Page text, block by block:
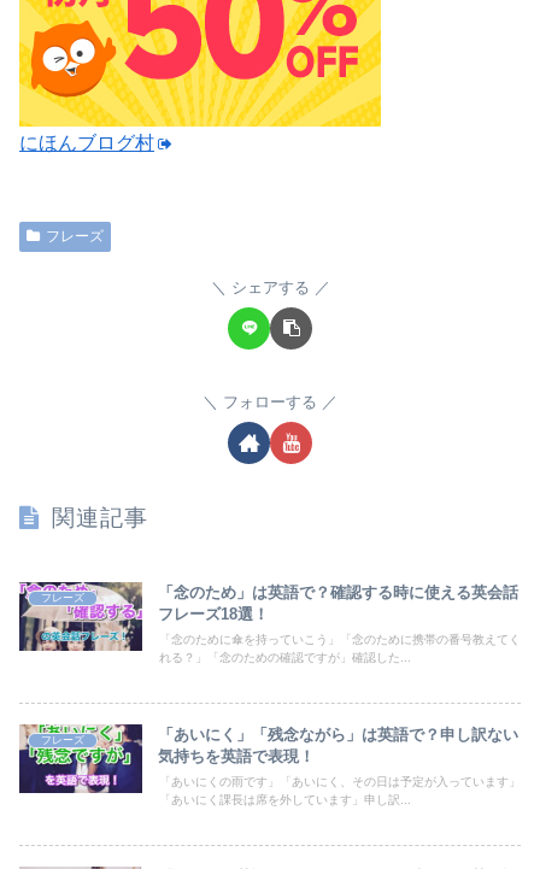
にほんブログ村
フレーズ
シェアする
フォローする
関連記事
フレーズ
「念のため」は英語で？確認する時に使える英会話
フレーズ18選！
「念のために傘を持っていこう」「念のために携帯の番号教えてく
れる？」「念のための確認ですが」確認した...
フレーズ
「あいにく」「残念ながら」は英語で？申し訳ない
気持ちを英語で表現！
「あいにくの雨です」「あいにく、その日は予定が入っています」
「あいにく課長は席を外しています」申し訳...